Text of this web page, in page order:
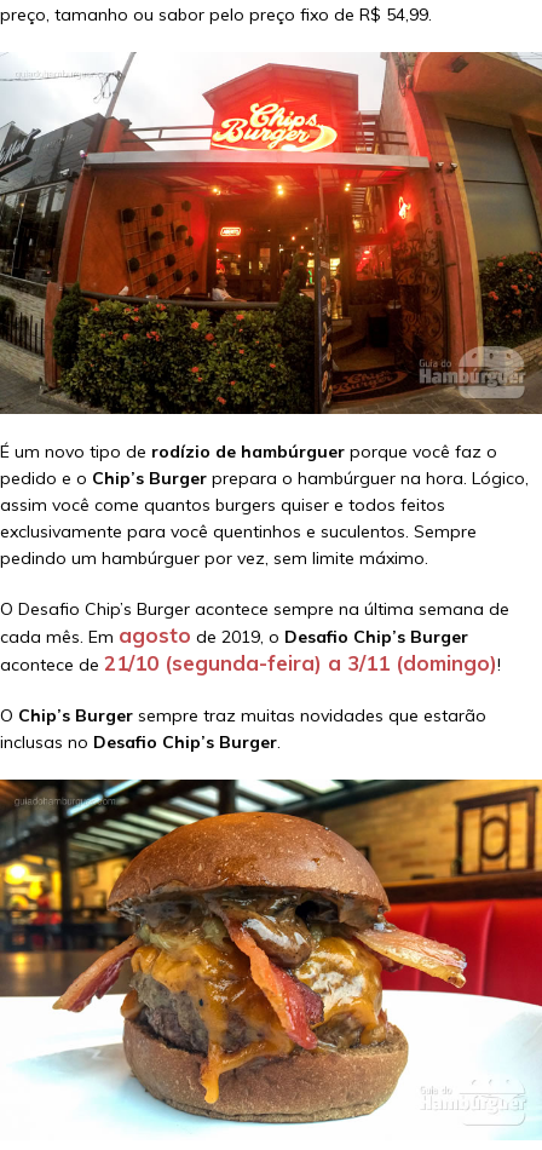
preço, tamanho ou sabor pelo preço fixo de R$ 54,99.
É um novo tipo de rodízio de hambúrguer porque você faz o
pedido e o Chip’s Burger prepara o hambúrguer na hora. Lógico,
assim você come quantos burgers quiser e todos feitos
exclusivamente para você quentinhos e suculentos. Sempre
pedindo um hambúrguer por vez, sem limite máximo.
O Desafio Chip’s Burger acontece sempre na última semana de
cada mês. Em agosto de 2019, o Desafio Chip’s Burger
acontece de 21/10 (segunda-feira) a 3/11 (domingo)!
O Chip’s Burger sempre traz muitas novidades que estarão
inclusas no Desafio Chip’s Burger.